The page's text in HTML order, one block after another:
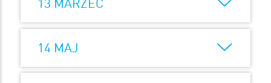
14 MAJ